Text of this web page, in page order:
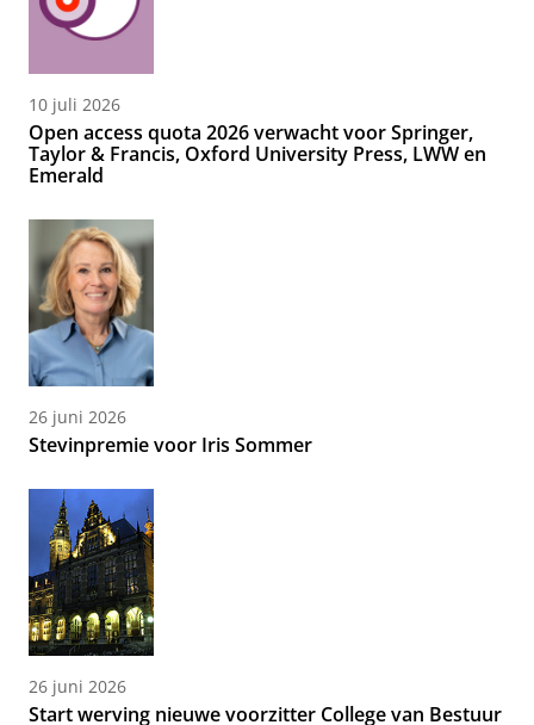
10 juli 2026
Open access quota 2026 verwacht voor Springer,
Taylor & Francis, Oxford University Press, LWW en
Emerald
26 juni 2026
Stevinpremie voor Iris Sommer
26 juni 2026
Start werving nieuwe voorzitter College van Bestuur